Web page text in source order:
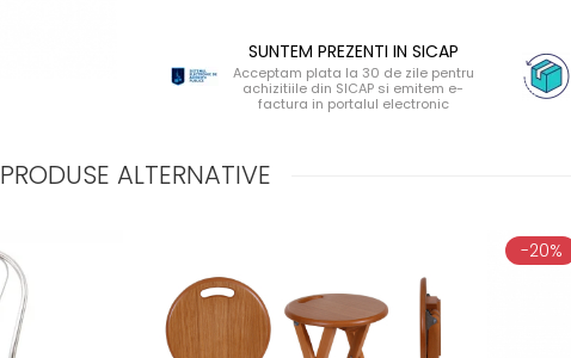
SUNTEM PREZENTI IN SICAP
Acceptam plata la 30 de zile pentru
achizitiile din SICAP si emitem e-
factura in portalul electronic
PRODUSE ALTERNATIVE
-20%